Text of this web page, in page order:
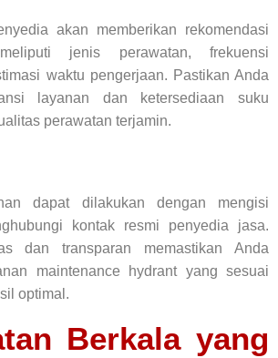
akan memberikan rekomendasi
jenis perawatan, frekuensi
waktu pengerjaan. Pastikan Anda
layanan dan ketersediaan suku
perawatan terjamin.
dapat dilakukan dengan mengisi
kontak resmi penyedia jasa.
dan transparan memastikan Anda
maintenance hydrant yang sesuai
optimal.
Berkala yang